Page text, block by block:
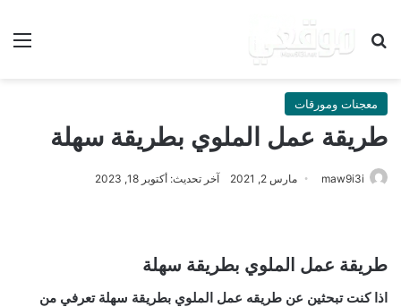
بحث عن
معجنات ومورقات
طريقة عمل الملوي بطريقة سهلة
maw9i3i مارس 2, 2021 آخر تحديث: أكتوبر 18, 2023
طريقة عمل الملوي بطريقة سهلة
اذا كنت تبحثين عن طريقه عمل الملوي بطريقة سهلة تعرفي من